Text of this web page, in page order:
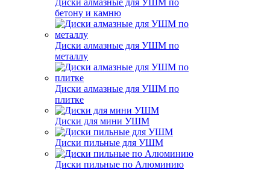
Диски алмазные для УШМ по
бетону и камню
Диски алмазные для УШМ по
металлу
Диски алмазные для УШМ по
плитке
Диски для мини УШМ
Диски пильные для УШМ
Диски пильные по Алюминию